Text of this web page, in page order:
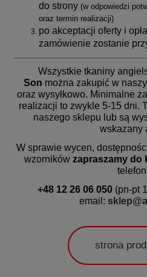
do strony (w odpowiedzi
oraz termin realizacji)
po akceptacji oferty i
zamówienie zostanie
Wszystkie tkaniny
Son można zakupić w
oraz wysyłkowo. Minimalne
realizacji to zwykle 5-15 dni.
naszego sklepu lub są
wskazany
W sprawie wycen,
wzorników zapraszamy do
+48 12 26 06 050 (pn-pt
email:
strona